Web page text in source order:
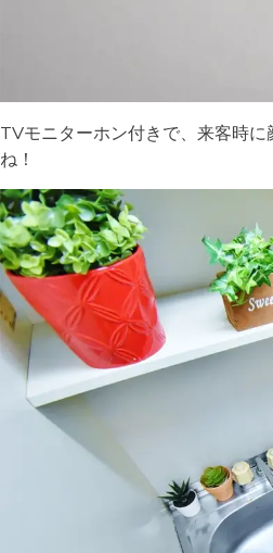
TVモニターホン付きで、来客時
ね！